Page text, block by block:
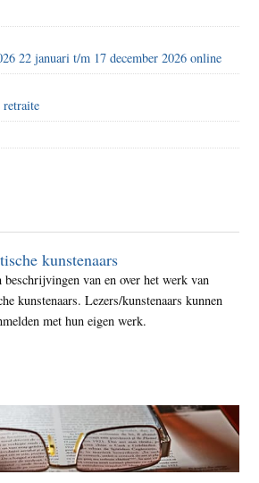
22 januari t/m 17 december 2026 online
kunstenaars
van en over het werk van
kunstenaars. Lezers/kunstenaars kunnen
met hun eigen werk.